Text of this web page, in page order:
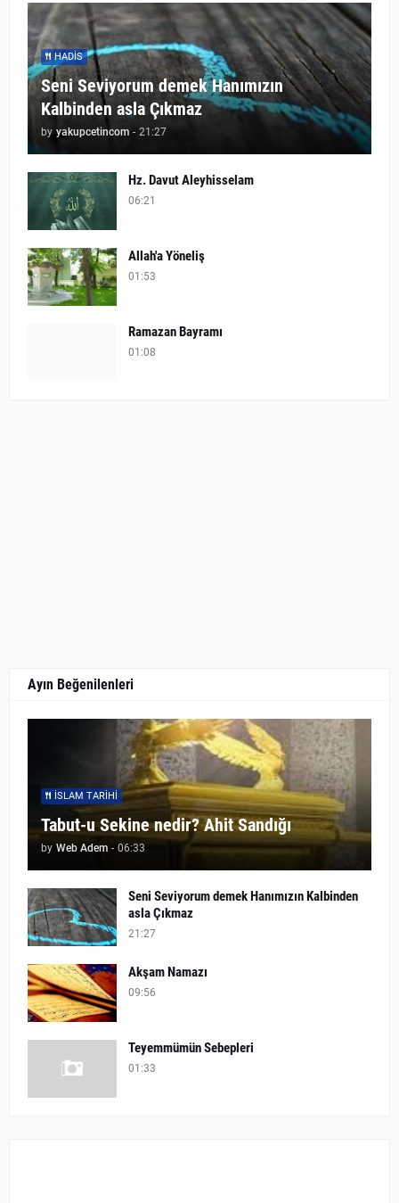
HADIS
Seni Seviyorum demek Hanımızın
Kalbinden asla Çıkmaz
by yakupcetincom - 21:27
Hz. Davut Aleyhisselam
06:21
Allah'a Yöneliş
01:53
Ramazan Bayramı
01:08
Ayın Beğenilenleri
İSLAM TARIHI
Tabut-u Sekine nedir? Ahit Sandığı
by Web Adem - 06:33
Seni Seviyorum demek Hanımızın Kalbinden
asla Çıkmaz
21:27
Akşam Namazı
09:56
Teyemmümün Sebepleri
01:33